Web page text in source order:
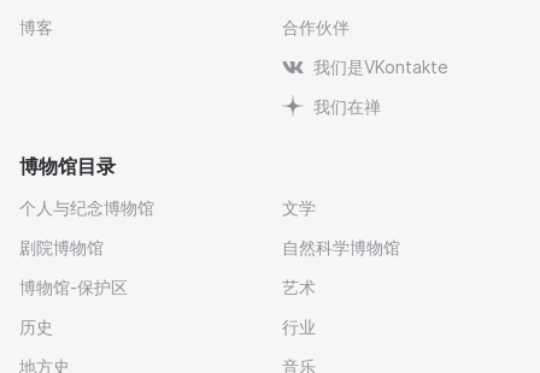
博客
合作伙伴
我们是VKontakte
我们在禅
博物馆目录
个人与纪念博物馆
剧院博物馆
博物馆-保护区
历史
地方史
文学
自然科学博物馆
艺术
行业
音乐